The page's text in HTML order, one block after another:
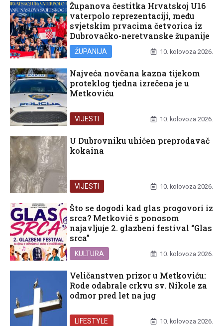
Županova čestitka Hrvatskoj U16
vaterpolo reprezentaciji, među
svjetskim prvacima četvorica iz
Dubrovačko-neretvanske županije
ŽUPANIJA 10. kolovoza 2026.
Najveća novčana kazna tijekom
proteklog tjedna izrečena je u
Metkoviću
VIJESTI 10. kolovoza 2026.
U Dubrovniku uhićen preprodavač
kokaina
VIJESTI 10. kolovoza 2026.
Što se dogodi kad glas progovori iz
srca? Metković s ponosom
najavljuje 2. glazbeni festival “Glas
srca”
KULTURA 10. kolovoza 2026.
Veličanstven prizor u Metkoviću:
Rode odabrale crkvu sv. Nikole za
odmor pred let na jug
LIFESTYLE 10. kolovoza 2026.